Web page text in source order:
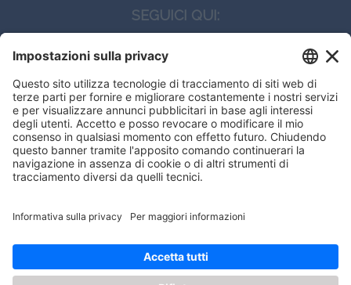
SEGUICI QUI:
CONTATTI
Edi.Ermes srl
Viale E. Forlanini, 21 - 20134, Milano
(+39)027021121
E-mail:eeinfo@eenet.it
ORARI
Lunedì — Giovedì: - 08:30 - 13:00 – 14:00 - 17:30
Venerdì: - 08:30 - 13:00 – 14:00 - 16:00
offrirti la migliore navigazione
OK